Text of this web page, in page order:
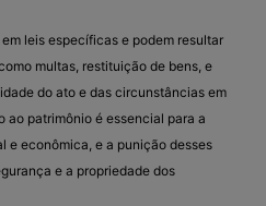
leis específicas e podem resultar
multas, restituição de bens, e
do ato e das circunstâncias em
ao patrimônio é essencial para a
e econômica, e a punição desses
e a propriedade dos